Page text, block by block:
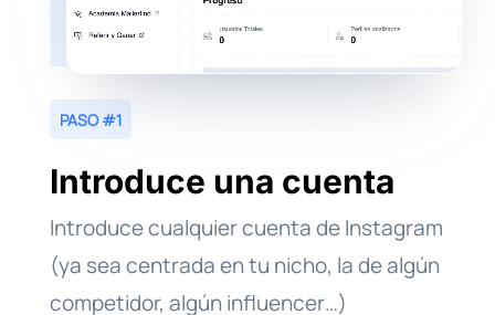
PASO #1
Introduce una cuenta
Introduce cualquier cuenta de Instagram
(ya sea centrada en tu nicho, la de algún
competidor, algún influencer…)